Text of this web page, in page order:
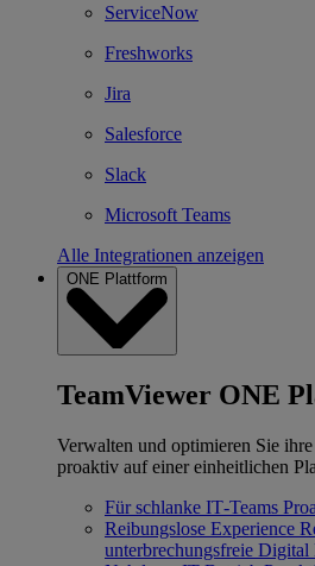
ServiceNow
Freshworks
Jira
Salesforce
Slack
Microsoft Teams
Alle Integrationen anzeigen
ONE Plattform
TeamViewer ONE
Verwalten und optimieren Sie
proaktiv auf einer einheitlichen
Für schlanke IT‐Teams
Reibungslose Experience
unterbrechungsfreie Digital